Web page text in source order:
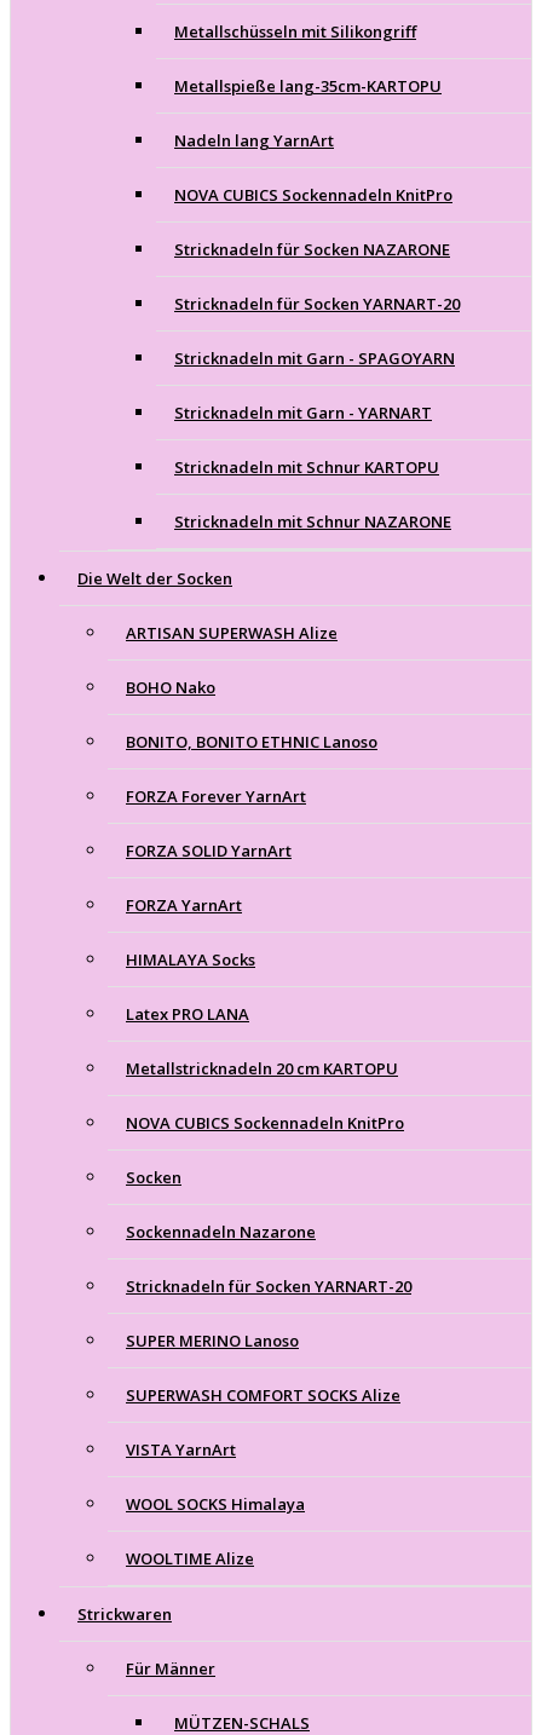
Metallschüsseln mit Silikongriff
Metallspieße lang-35cm-KARTOPU
Nadeln lang YarnArt
NOVA CUBICS Sockennadeln KnitPro
Stricknadeln für Socken NAZARONE
Stricknadeln für Socken YARNART-20
Stricknadeln mit Garn - SPAGOYARN
Stricknadeln mit Garn - YARNART
Stricknadeln mit Schnur KARTOPU
Stricknadeln mit Schnur NAZARONE
Die Welt der Socken
ARTISAN SUPERWASH Alize
BOHO Nako
BONITO, BONITO ETHNIC Lanoso
FORZA Forever YarnArt
FORZA SOLID YarnArt
FORZA YarnArt
HIMALAYA Socks
Latex PRO LANA
Metallstricknadeln 20 cm KARTOPU
NOVA CUBICS Sockennadeln KnitPro
Socken
Sockennadeln Nazarone
Stricknadeln für Socken YARNART-20
SUPER MERINO Lanoso
SUPERWASH COMFORT SOCKS Alize
VISTA YarnArt
WOOL SOCKS Himalaya
WOOLTIME Alize
Strickwaren
Für Männer
MÜTZEN-SCHALS